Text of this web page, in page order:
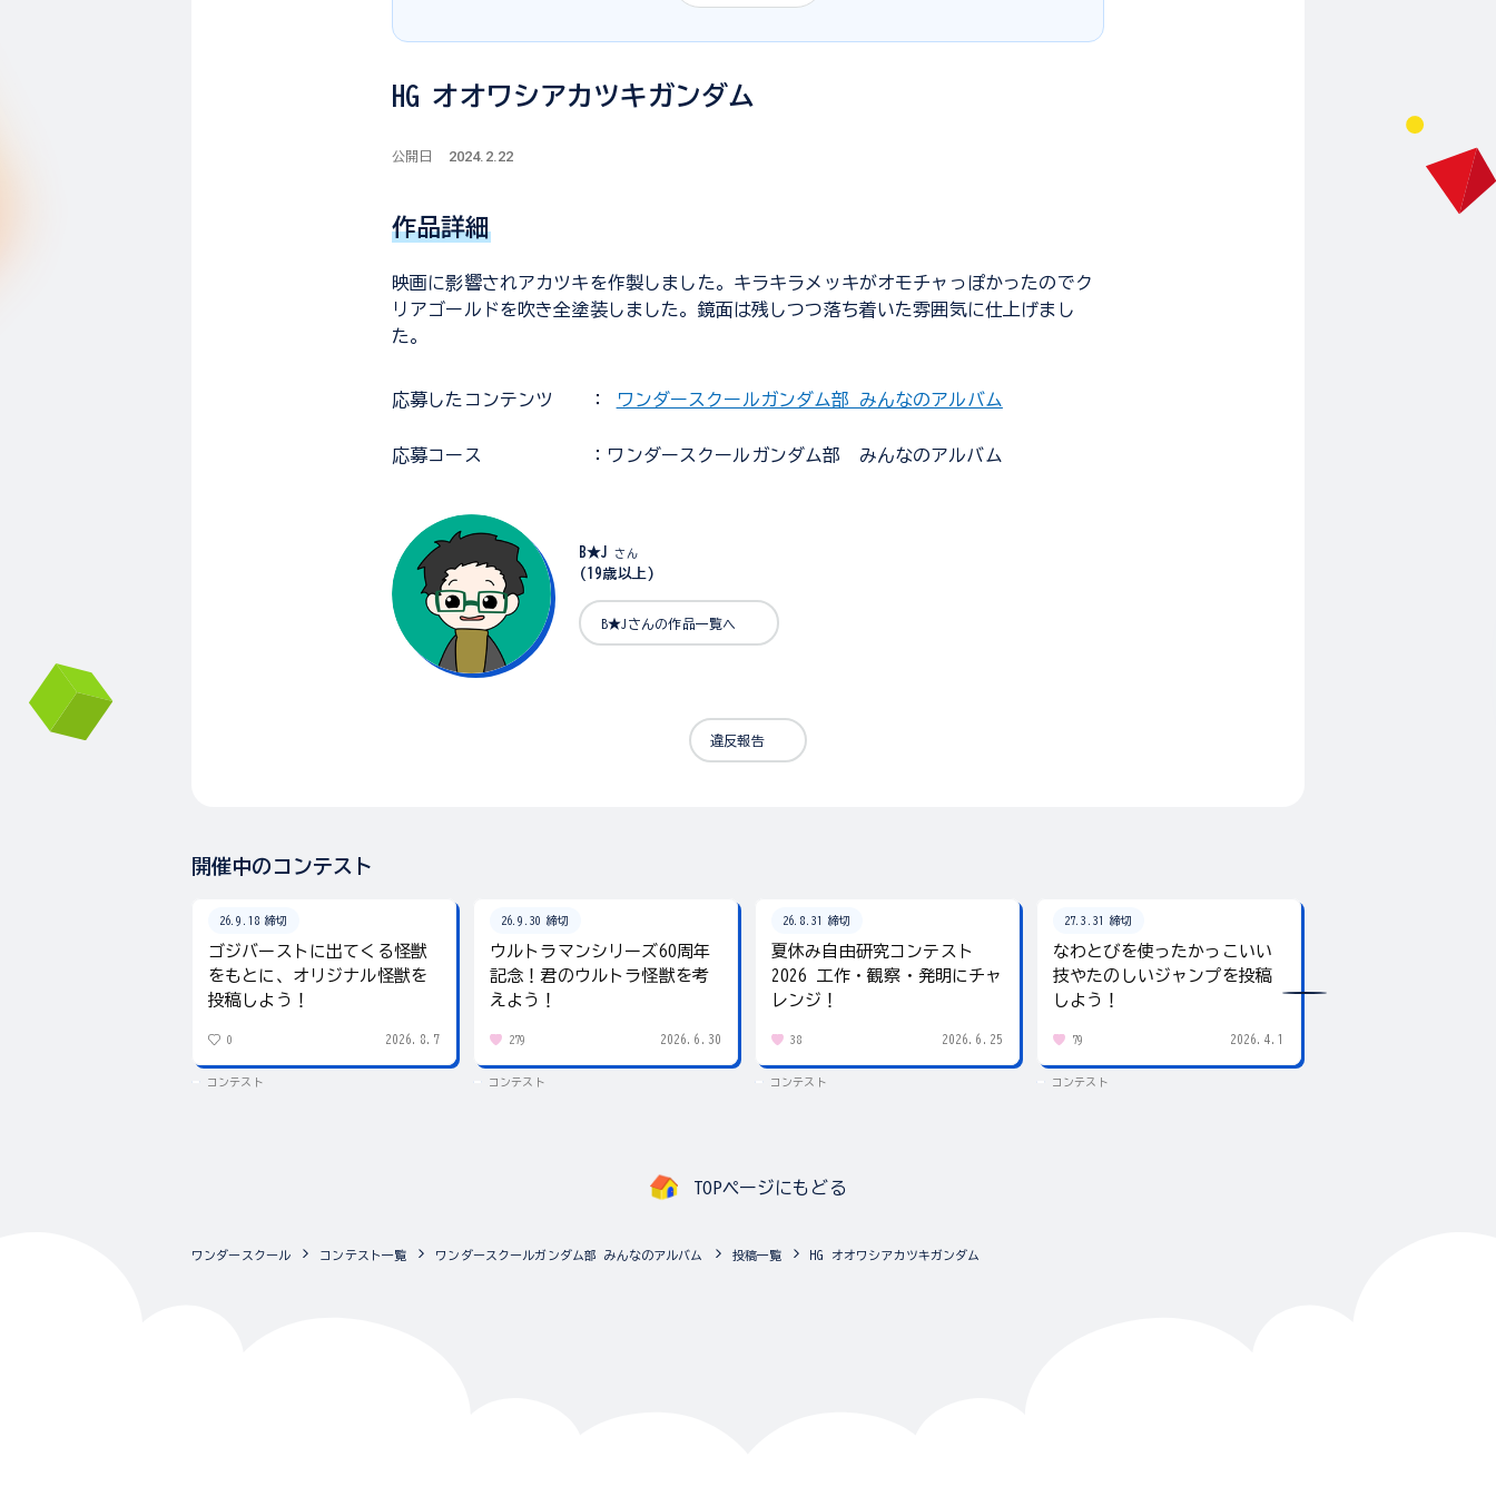
HG オオワシアカツキガンダム
公開日 2024.2.22
作品詳細
映画に影響されアカツキを作製しました。キラキラメッキがオモチャっぽかったのでク
リアゴールドを吹き全塗装しました。鏡面は残しつつ落ち着いた雰囲気に仕上げまし
た。
応募した コンテンツ ： ワンダースクールガンダム部 みんなのアルバム
応募コース ：ワンダースクールガンダム部 みんなのアルバム
B★J さん
(19歳以上)
B★Jさんの作品一覧へ
違反報告
開催中のコンテスト
26.9.18 締切
ゴジバーストに出てくる怪獣
をもとに、オリジナル怪獣を
投稿しよう！
0 2026.8.7
コンテスト
26.9.30 締切
ウルトラマンシリーズ60周年
記念！君のウルトラ怪獣を考
えよう！
279 2026.6.30
コンテスト
26.8.31 締切
夏休み自由研究コンテスト
2026 工作・観察・発明にチャ
レンジ！
38 2026.6.25
コンテスト
27.3.31 締切
なわとびを使ったかっこいい
技やたのしいジャンプを投稿
しよう！
79 2026.4.1
コンテスト
TOPページにもどる
ワンダースクール コンテスト一覧 ワンダースクールガンダム部 みんなのアルバム 投稿一覧 HG オオワシアカツキガンダム